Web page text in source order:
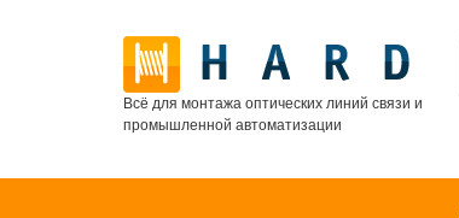
Всё для монтажа оптических линий связи и
промышленной автоматизации